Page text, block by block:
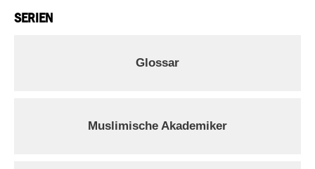
SERIEN
Glossar
Muslimische Akademiker